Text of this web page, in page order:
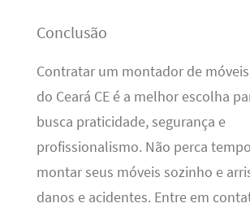
Conclusão
Contratar um montador de móveis
do Ceará CE é a melhor escolha
busca praticidade, segurança e
profissionalismo. Não perca
montar seus móveis sozinho e
danos e acidentes. Entre em